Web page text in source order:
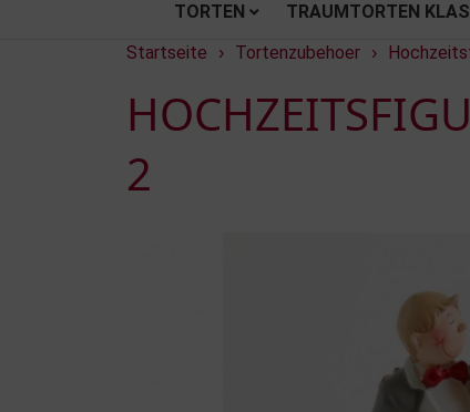
TORTEN TRAUMTORTEN
Startseite
› Tortenzubehoer ›
2